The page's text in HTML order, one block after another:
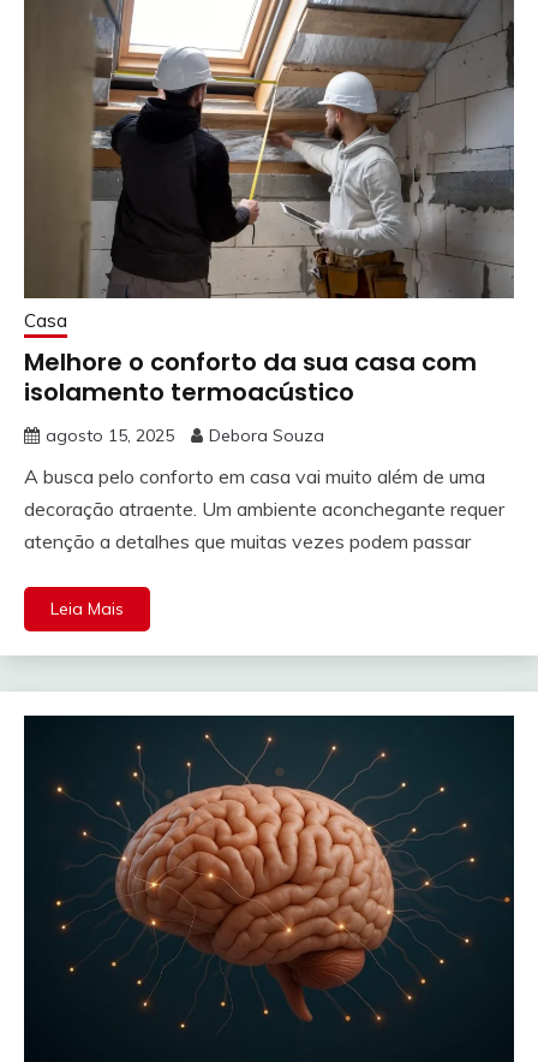
Casa
Melhore o conforto da sua casa com
isolamento termoacústico
agosto 15, 2025 Debora Souza
A busca pelo conforto em casa vai muito além de uma
decoração atraente. Um ambiente aconchegante requer
atenção a detalhes que muitas vezes podem passar
Leia Mais